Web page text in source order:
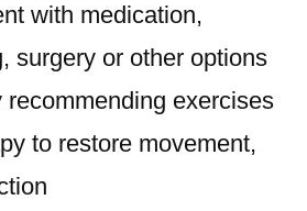
with medication,
surgery or other options
recommending exercises
to restore movement,